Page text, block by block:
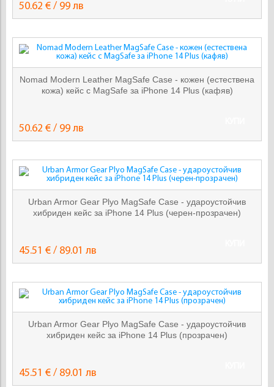
50.62 € / 99 лв
Nomad Modern Leather MagSafe Case - кожен (естествена
кожа) кейс с MagSafe за iPhone 14 Plus (кафяв)
50.62 € / 99 лв
Urban Armor Gear Plyo MagSafe Case - удароустойчив
хибриден кейс за iPhone 14 Plus (черен-прозрачен)
45.51 € / 89.01 лв
Urban Armor Gear Plyo MagSafe Case - удароустойчив
хибриден кейс за iPhone 14 Plus (прозрачен)
45.51 € / 89.01 лв